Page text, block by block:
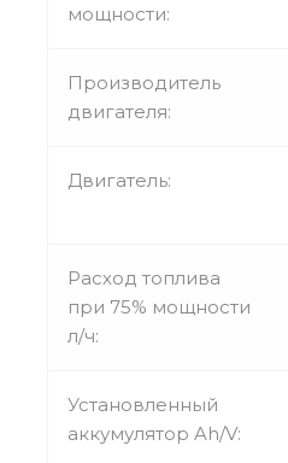
мощности:
Производитель
двигателя:
Двигатель:
Расход топлива
при 75% мощности
л/ч:
Установленный
аккумулятор Ah/V: